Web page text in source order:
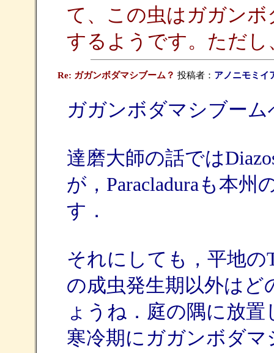
て、この虫はガガン
するようです。ただ
Re: ガガンボダマシブーム？ 投稿者： アノニモミイ
ガガンボダマシブー
達磨大師の話では
が，Paracladuraも本
す．
それにしても，平地の
の成虫発生期以外は
ょうね．庭の隅に放
寒冷期にガガンボダ